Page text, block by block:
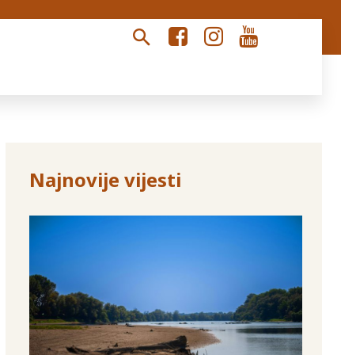
Najnovije vijesti